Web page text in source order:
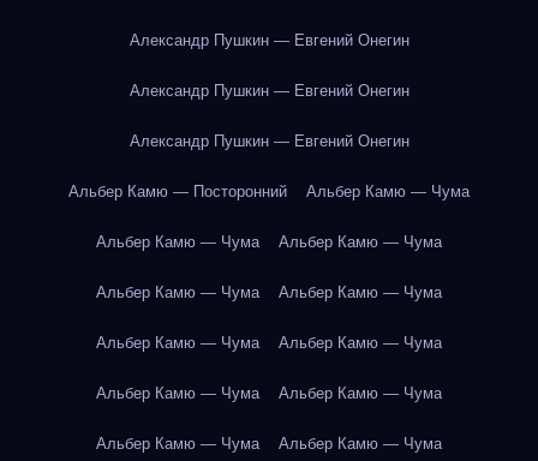
Александр Пушкин — Евгений Онегин
Александр Пушкин — Евгений Онегин
Александр Пушкин — Евгений Онегин
Альбер Камю — Посторонний Альбер Камю — Чума
Альбер Камю — Чума Альбер Камю — Чума
Альбер Камю — Чума Альбер Камю — Чума
Альбер Камю — Чума Альбер Камю — Чума
Альбер Камю — Чума Альбер Камю — Чума
Альбер Камю — Чума Альбер Камю — Чума